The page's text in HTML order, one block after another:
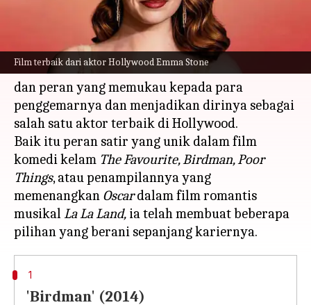
Film terbaik dari aktor Hollywood Emma Stone
Sejak pertengahan tahun 2000-an, Emma Stone
telah memberikan kesuksesan berturut-turut
dan peran yang memukau kepada para
penggemarnya dan menjadikan dirinya sebagai
salah satu aktor terbaik di Hollywood.
Baik itu peran satir yang unik dalam film
komedi kelam The Favourite, Birdman, Poor
Things, atau penampilannya yang
memenangkan Oscardalam film romantis
musikalLa La Land, ia telah membuat beberapa
1
'Birdman' (2014)